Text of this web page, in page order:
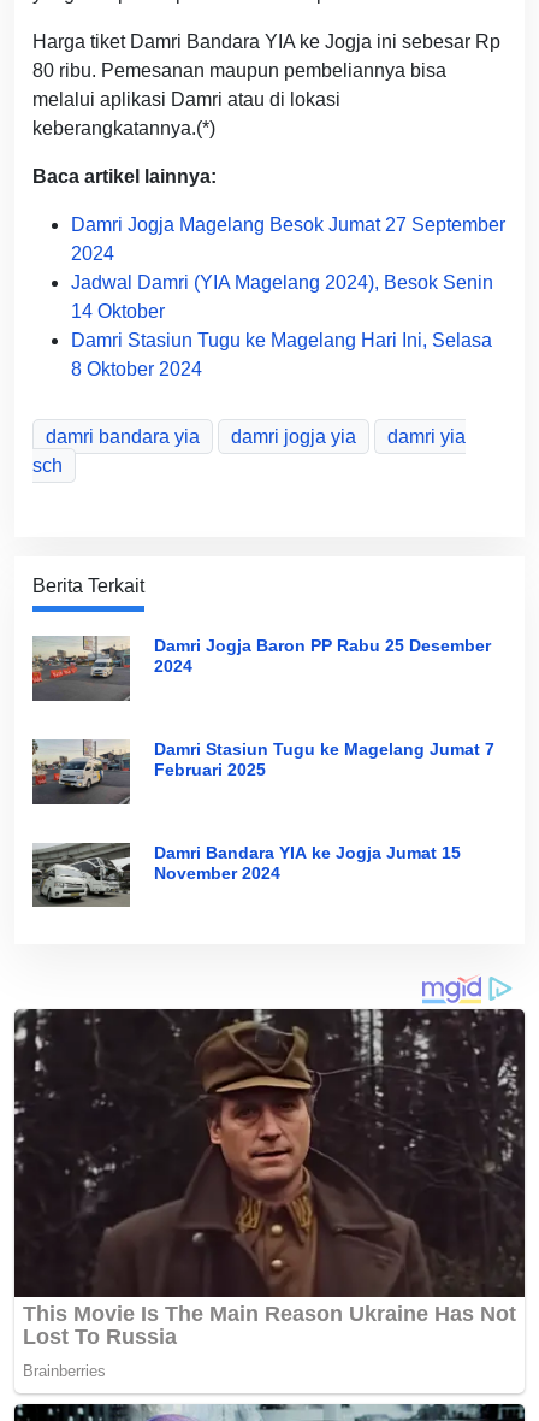
Harga tiket Damri Bandara YIA ke Jogja ini sebesar Rp
80 ribu. Pemesanan maupun pembeliannya bisa
melalui aplikasi Damri atau di lokasi
keberangkatannya.(*)
Baca artikel lainnya:
Damri Jogja Magelang Besok Jumat 27 September
2024
Jadwal Damri (YIA Magelang 2024), Besok Senin
14 Oktober
Damri Stasiun Tugu ke Magelang Hari Ini, Selasa
8 Oktober 2024
damri bandara yia damri jogja yia
damri yia
sch
Berita Terkait
Damri Jogja Baron PP Rabu 25 Desember
2024
Damri Stasiun Tugu ke Magelang Jumat 7
Februari 2025
Damri Bandara YIA ke Jogja Jumat 15
November 2024